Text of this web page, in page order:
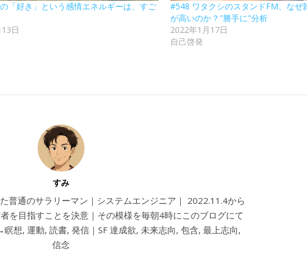
「好き」という感情エネルギーは、すご
日
#548 ワタクシのスタンドFM、なぜ
が高いのか？"勝手に"分析
2022年1月17日
自己啓発
すみ
普通のサラリーマン｜システムエンジニア｜ 2022.11.4から
を目指すことを決意｜その模様を毎朝4時にこのブログにて
想, 運動, 読書, 発信｜SF 達成欲, 未来志向, 包含, 最上志向,
信念